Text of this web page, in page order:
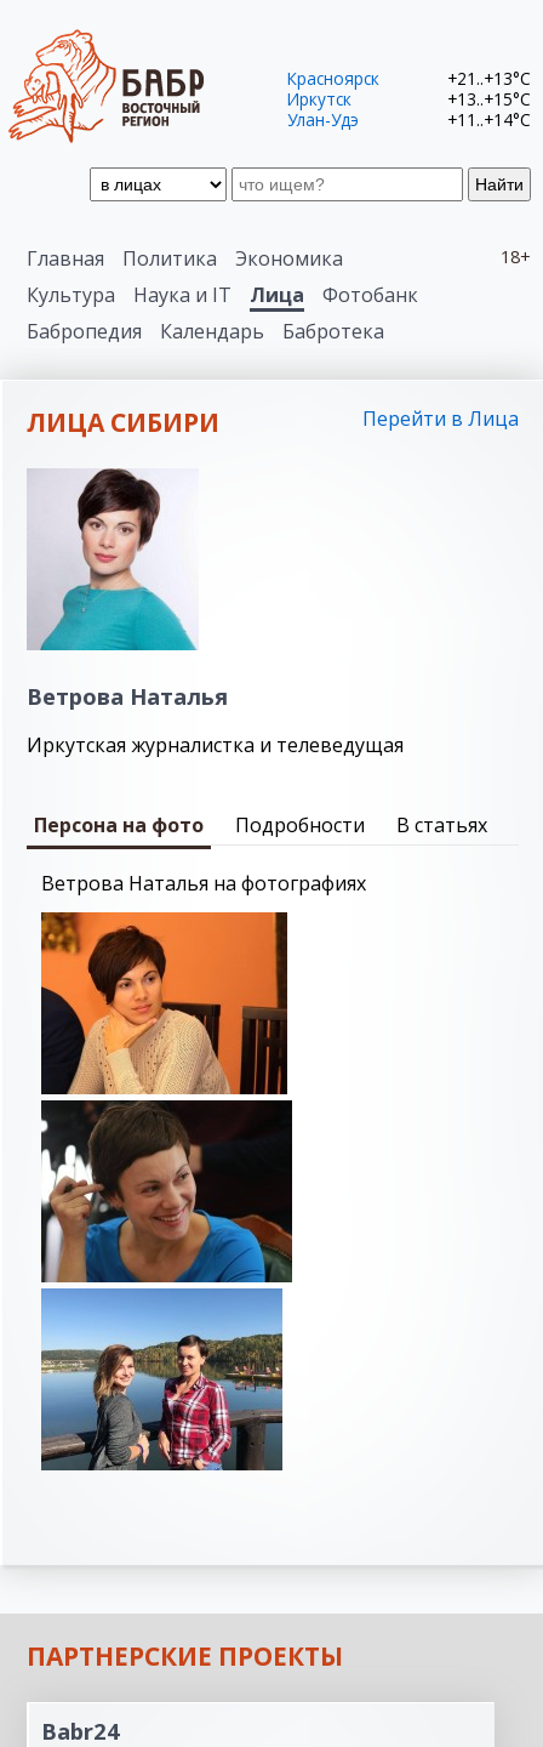
Найти
Красноярск
+21..+13°C
Иркутск
+13..+15°C
Улан-Удэ
+11..+14°C
18+
Главная Политика
Экономика
Культура
Наука и IT Лица
Фотобанк
Бабропедия
Календарь Бабротека
ЛИЦА СИБИРИ Перейти в Лица
Ветрова Наталья
Иркутская журналистка и телеведущая
Персона на фото Подробности В статьях
Ветрова Наталья на фотографиях
ПАРТНЕРСКИЕ ПРОЕКТЫ
Babr24